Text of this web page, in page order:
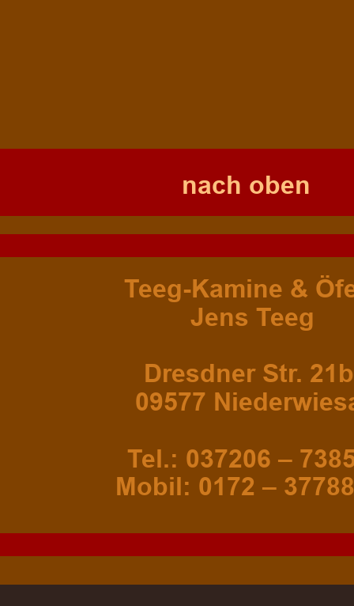
Teeg-Kamine &
Jens Teeg
Dresdner Str.
09577
Tel.: 037206 –
Mobil: 0172 –
nach oben